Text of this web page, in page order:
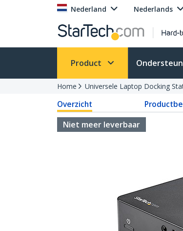
Nederland Nederlands
Product
Home Universele Laptop Docking
Overzicht
Niet meer leverbaar